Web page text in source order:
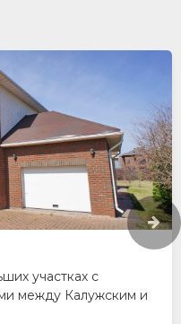
шоссе, 21
отделку